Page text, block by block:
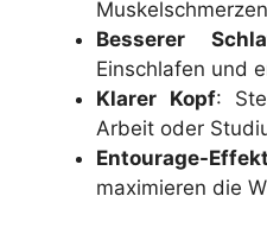
Besserer
Einschlafen und
Klarer Kopf:
Arbeit oder
Entourage-Effekt
maximieren die